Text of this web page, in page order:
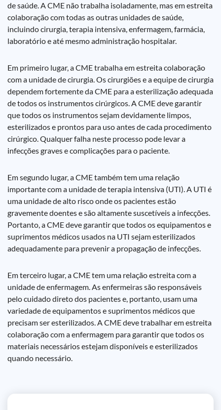
de saúde. A CME não trabalha isoladamente, mas em estreita
colaboração com todas as outras unidades de saúde,
incluindo cirurgia, terapia intensiva, enfermagem, farmácia,
laboratório e até mesmo administração hospitalar.
Em primeiro lugar, a CME trabalha em estreita colaboração
com a unidade de cirurgia. Os cirurgiões e a equipe de cirurgia
dependem fortemente da CME para a esterilização adequada
de todos os instrumentos cirúrgicos. A CME deve garantir
que todos os instrumentos sejam devidamente limpos,
esterilizados e prontos para uso antes de cada procedimento
cirúrgico. Qualquer falha neste processo pode levar a
infecções graves e complicações para o paciente.
Em segundo lugar, a CME também tem uma relação
importante com a unidade de terapia intensiva (UTI). A UTI é
uma unidade de alto risco onde os pacientes estão
gravemente doentes e são altamente suscetíveis a infecções.
Portanto, a CME deve garantir que todos os equipamentos e
suprimentos médicos usados na UTI sejam esterilizados
adequadamente para prevenir a propagação de infecções.
Em terceiro lugar, a CME tem uma relação estreita com a
unidade de enfermagem. As enfermeiras são responsáveis
pelo cuidado direto dos pacientes e, portanto, usam uma
variedade de equipamentos e suprimentos médicos que
precisam ser esterilizados. A CME deve trabalhar em estreita
colaboração com a enfermagem para garantir que todos os
materiais necessários estejam disponíveis e esterilizados
quando necessário.